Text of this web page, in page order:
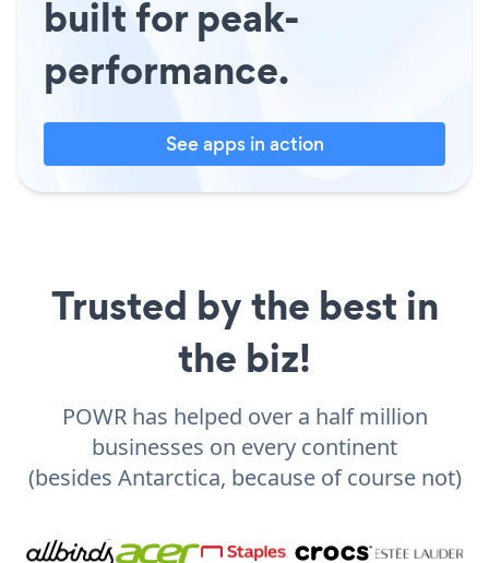
built for peak-
performance.
See apps in action
Trusted by the best in
the biz!
POWR has helped over a half million
businesses on every continent
(besides Antarctica, because of course not)